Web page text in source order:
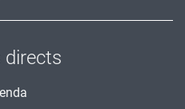
directs